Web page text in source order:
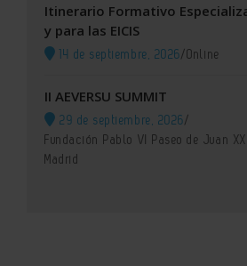
Itinerario Formativo
y para las EICIS
14 de septiembre, 2026/Online
II AEVERSU SUMMIT
29 de septiembre, 2026/
Fundación Pablo VI Paseo de Juan
Madrid